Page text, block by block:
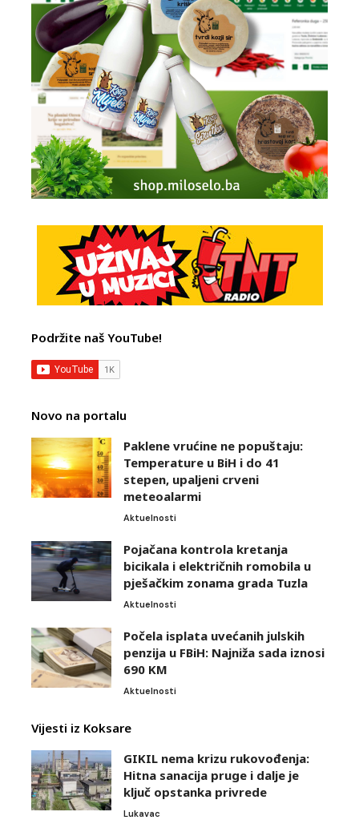
Podržite naš YouTube!
Novo na portalu
Paklene vrućine ne popuštaju:
Temperature u BiH i do 41
stepen, upaljeni crveni
meteoalarmi
Aktuelnosti
Pojačana kontrola kretanja
bicikala i električnih romobila u
pješačkim zonama grada Tuzla
Aktuelnosti
Počela isplata uvećanih julskih
penzija u FBiH: Najniža sada iznosi
690 KM
Aktuelnosti
Vijesti iz Koksare
GIKIL nema krizu rukovođenja:
Hitna sanacija pruge i dalje je
ključ opstanka privrede
Lukavac